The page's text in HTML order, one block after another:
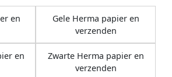
en
Gele Herma papier en
verzenden
en
Zwarte Herma papier en
verzenden